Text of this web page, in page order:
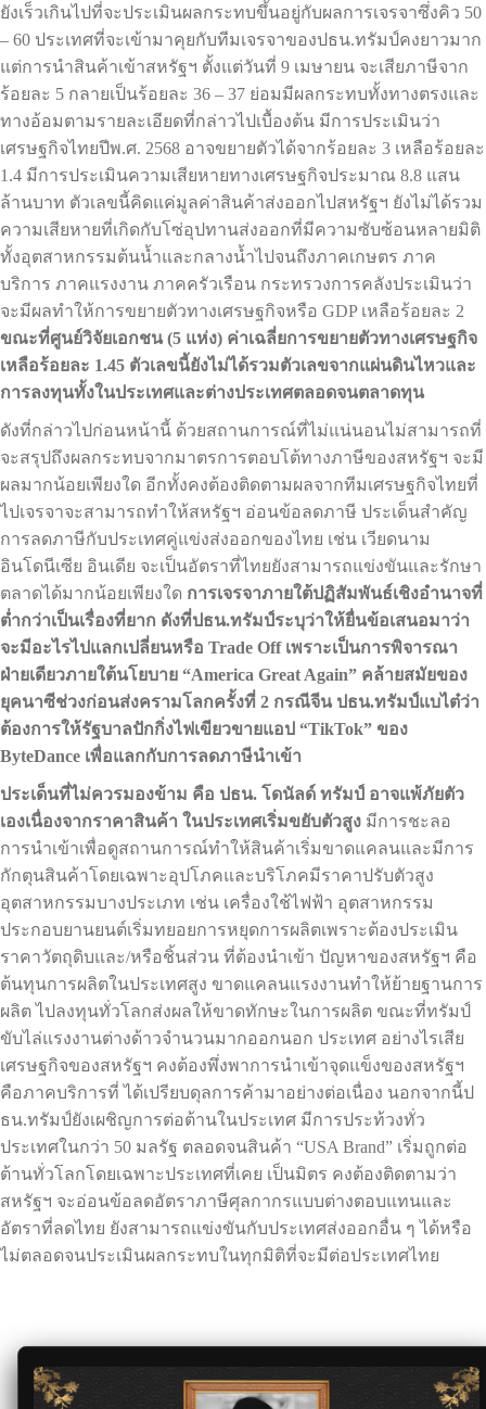
ยังเร็วเกินไปที่จะประเมินผลกระทบขึ้นอยู่กับผลการเจรจาซึ่งคิว 50
– 60 ประเทศที่จะเข้ามาคุยกับทีมเจรจาของปธน.ทรัมป์คงยาวมาก
แต่การนำสินค้าเข้าสหรัฐฯ ตั้งแต่วันที่ 9 เมษายน จะเสียภาษีจาก
ร้อยละ 5 กลายเป็นร้อยละ 36 – 37 ย่อมมีผลกระทบทั้งทางตรงและ
ทางอ้อมตามรายละเอียดที่กล่าวไปเบื้องต้น มีการประเมินว่า
เศรษฐกิจไทยปีพ.ศ. 2568 อาจขยายตัวได้จากร้อยละ 3 เหลือร้อยละ
1.4 มีการประเมินความเสียหายทางเศรษฐกิจประมาณ 8.8 แสน
ล้านบาท ตัวเลขนี้คิดแค่มูลค่าสินค้าส่งออกไปสหรัฐฯ ยังไม่ได้รวม
ความเสียหายที่เกิดกับโซ่อุปทานส่งออกที่มีความซับซ้อนหลายมิติ
ทั้งอุตสาหกรรมต้นน้ำและกลางน้ำไปจนถึงภาคเกษตร ภาค
บริการ ภาคแรงงาน ภาคครัวเรือน กระทรวงการคลังประเมินว่า
จะมีผลทำให้การขยายตัวทางเศรษฐกิจหรือ GDP เหลือร้อยละ 2
ขณะที่ศูนย์วิจัยเอกชน (5 แห่ง) ค่าเฉลี่ยการขยายตัวทางเศรษฐกิจ
เหลือร้อยละ 1.45 ตัวเลขนี้ยังไม่ได้รวมตัวเลขจากแผ่นดินไหวและ
การลงทุนทั้งในประเทศและต่างประเทศตลอดจนตลาดทุน
ดังที่กล่าวไปก่อนหน้านี้ ด้วยสถานการณ์ที่ไม่แน่นอนไม่สามารถที่
จะสรุปถึงผลกระทบจากมาตรการตอบโต้ทางภาษีของสหรัฐฯ จะมี
ผลมากน้อยเพียงใด อีกทั้งคงต้องติดตามผลจากทีมเศรษฐกิจไทยที่
ไปเจรจาจะสามารถทำให้สหรัฐฯ อ่อนข้อลดภาษี ประเด็นสำคัญ
การลดภาษีกับประเทศคู่แข่งส่งออกของไทย เช่น เวียดนาม
อินโดนีเซีย อินเดีย จะเป็นอัตราที่ไทยยังสามารถแข่งขันและรักษา
ตลาดได้มากน้อยเพียงใด การเจรจาภายใต้ปฏิสัมพันธ์เชิงอำนาจที่
ต่ำกว่าเป็นเรื่องที่ยาก ดังที่ปธน.ทรัมป์ระบุว่าให้ยื่นข้อเสนอมาว่า
จะมีอะไรไปแลกเปลี่ยนหรือ Trade Off เพราะเป็นการพิจารณา
ฝ่ายเดียวภายใต้นโยบาย “America Great Again” คล้ายสมัยของ
ยุคนาซีช่วงก่อนส่งครามโลกครั้งที่ 2 กรณีจีน ปธน.ทรัมป์แบไต๋ว่า
ต้องการให้รัฐบาลปักกิ่งไฟเขียวขายแอป “TikTok” ของ
ByteDance เพื่อแลกกับการลดภาษีนำเข้า
ประเด็นที่ไม่ควรมองข้าม คือ ปธน. โดนัลด์ ทรัมป์ อาจแพ้ภัยตัว
เองเนื่องจากราคาสินค้า ในประเทศเริ่มขยับตัวสูง มีการชะลอ
การนำเข้าเพื่อดูสถานการณ์ทำให้สินค้าเริ่มขาดแคลนและมีการ
กักตุนสินค้าโดยเฉพาะอุปโภคและบริโภคมีราคาปรับตัวสูง
อุตสาหกรรมบางประเภท เช่น เครื่องใช้ไฟฟ้า อุตสาหกรรม
ประกอบยานยนต์เริ่มทยอยการหยุดการผลิตเพราะต้องประเมิน
ราคาวัตถุดิบและ/หรือชิ้นส่วน ที่ต้องนำเข้า ปัญหาของสหรัฐฯ คือ
ต้นทุนการผลิตในประเทศสูง ขาดแคลนแรงงานทำให้ย้ายฐานการ
ผลิต ไปลงทุนทั่วโลกส่งผลให้ขาดทักษะในการผลิต ขณะที่ทรัมป์
ขับไล่แรงงานต่างด้าวจำนวนมากออกนอก ประเทศ อย่างไรเสีย
เศรษฐกิจของสหรัฐฯ คงต้องพึ่งพาการนำเข้าจุดแข็งของสหรัฐฯ
คือภาคบริการที่ ได้เปรียบดุลการค้ามาอย่างต่อเนื่อง นอกจากนี้ป
ธน.ทรัมป์ยังเผชิญการต่อต้านในประเทศ มีการประท้วงทั่ว
ประเทศในกว่า 50 มลรัฐ ตลอดจนสินค้า “USA Brand” เริ่มถูกต่อ
ต้านทั่วโลกโดยเฉพาะประเทศที่เคย เป็นมิตร คงต้องติดตามว่า
สหรัฐฯ จะอ่อนข้อลดอัตราภาษีศุลกากรแบบต่างตอบแทนและ
อัตราที่ลดไทย ยังสามารถแข่งขันกับประเทศส่งออกอื่น ๆ ได้หรือ
ไม่ตลอดจนประเมินผลกระทบในทุกมิติที่จะมีต่อประเทศไทย